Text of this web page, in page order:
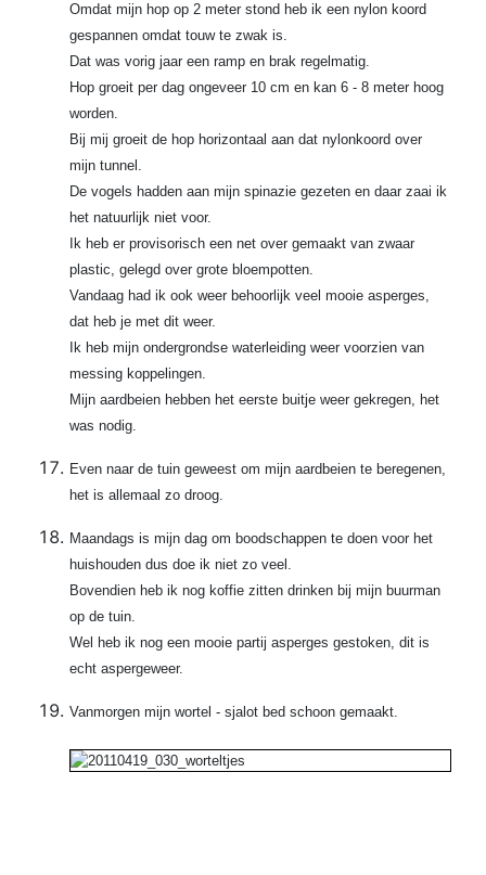
Omdat mijn hop op 2 meter stond heb ik een nylon koord
gespannen omdat touw te zwak is.
Dat was vorig jaar een ramp en brak regelmatig.
Hop groeit per dag ongeveer 10 cm en kan 6 - 8 meter hoog
worden.
Bij mij groeit de hop horizontaal aan dat nylonkoord over
mijn tunnel.
De vogels hadden aan mijn spinazie gezeten en daar zaai ik
het natuurlijk niet voor.
Ik heb er provisorisch een net over gemaakt van zwaar
plastic, gelegd over grote bloempotten.
Vandaag had ik ook weer behoorlijk veel mooie asperges,
dat heb je met dit weer.
Ik heb mijn ondergrondse waterleiding weer voorzien van
messing koppelingen.
Mijn aardbeien hebben het eerste buitje weer gekregen, het
was nodig.
Even naar de tuin geweest om mijn aardbeien te beregenen,
het is allemaal zo droog.
Maandags is mijn dag om boodschappen te doen voor het
huishouden dus doe ik niet zo veel.
Bovendien heb ik nog koffie zitten drinken bij mijn buurman
op de tuin.
Wel heb ik nog een mooie partij asperges gestoken, dit is
echt aspergeweer.
Vanmorgen mijn wortel - sjalot bed schoon gemaakt.